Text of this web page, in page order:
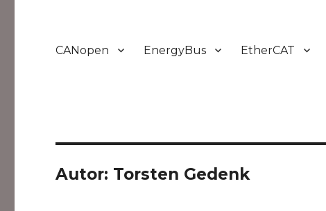
CANopen EnergyBus EtherCAT
Autor: Torsten Gedenk